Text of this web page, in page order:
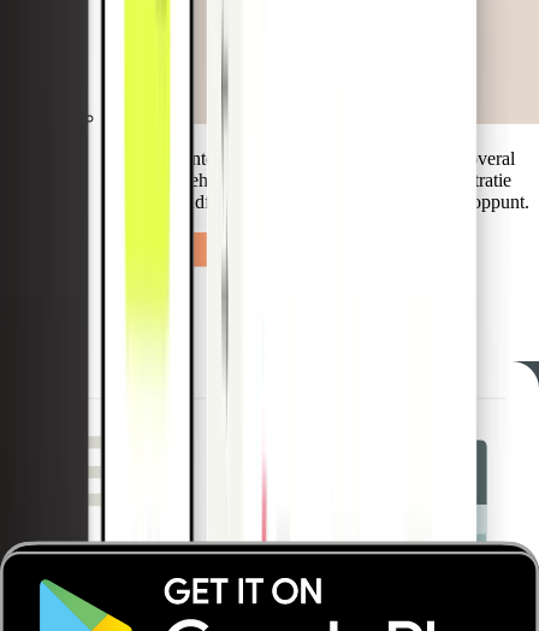
Stel uw klanten in staat om kaarten en uitgaven overal
mobiel te beheren. De intelligente bonnetjesregistratie
en boekhoudfuncties werken direct bij het verkooppunt.
Bied geavanceerde desktop-tools voor eenvoudig